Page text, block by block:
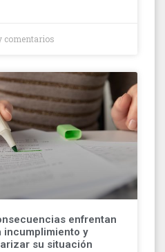
comentarios
enfrentan
incumplimiento y
su situación